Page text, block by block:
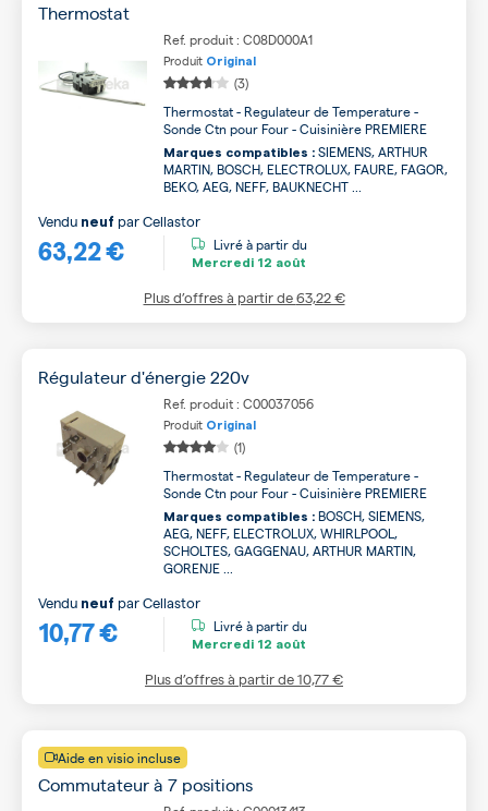
Thermostat
Ref. produit : C08D000A1
Produit Original
(3)
Thermostat - Regulateur de Temperature -
Sonde Ctn pour Four - Cuisinière PREMIERE
Marques compatibles : SIEMENS, ARTHUR
MARTIN, BOSCH, ELECTROLUX, FAURE, FAGOR,
BEKO, AEG, NEFF, BAUKNECHT ...
63,22 €
Vendu neuf parCellastor
Livré à partir du
Mercredi 12 août
Plus d’offres à partir de63,22 €
Régulateur d'énergie 220v
Ref. produit : C00037056
Produit Original
(1)
Thermostat - Regulateur de Temperature -
Sonde Ctn pour Four - Cuisinière PREMIERE
Marques compatibles : BOSCH, SIEMENS,
AEG, NEFF, ELECTROLUX, WHIRLPOOL,
SCHOLTES, GAGGENAU, ARTHUR MARTIN,
GORENJE ...
10,77 €
Vendu neuf parCellastor
Livré à partir du
Mercredi 12 août
Plus d’offres à partir de10,77 €
Aide en visio incluse
Commutateur à 7 positions